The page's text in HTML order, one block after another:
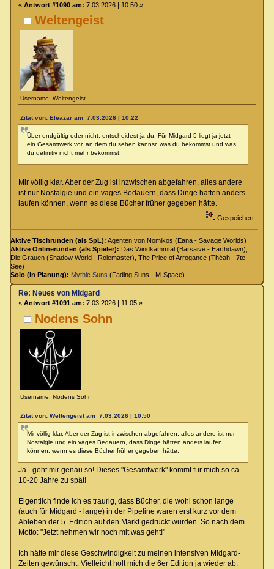
Weltengeist
Username: Weltengeist
« Antwort #1090 am: 7.03.2026 | 10:50 »
Zitat von: Eleazar am 7.03.2026 | 10:22
Über endgültig oder nicht, entscheidest ja du. Für Midgard 5 liegt ja jetzt
ein Gesamtwerk vor, an dem du sehen kannsr, was du bekommst und was
du definitiv nicht mehr bekommst.
Mir völlig klar. Aber der Zug ist inzwischen abgefahren, alles andere
ist nur Nostalgie und ein vages Bedauern, dass Dinge hätten anders
laufen können, wenn es diese Bücher früher gegeben hätte.
Gespeichert
Aktive Tischrunden (als SpL): Agenten von Nomikos (Eana - Savage Worlds)
Aktive Onlinerunden (als Spieler): Das Windkammtal (Barsaive - Earthdawn),
Die Grauen (Shadow World - Rolemaster), The Price of Arrogance (Théah - 7te
See)
Solo (in Planung): Mythic Suns (Fading Suns - M-Space)
Nodens Sohn
Username: Nodens Sohn
Re: Neues von Midgard
« Antwort #1091 am: 7.03.2026 | 11:05 »
Zitat von: Weltengeist am 7.03.2026 | 10:50
Mir völlig klar. Aber der Zug ist inzwischen abgefahren, alles andere ist nur
Nostalgie und ein vages Bedauern, dass Dinge hätten anders laufen
können, wenn es diese Bücher früher gegeben hätte.
Ja - geht mir genau so! Dieses "Gesamtwerk" kommt für mich so ca.
10-20 Jahre zu spät!
Eigentlich finde ich es traurig, dass Bücher, die wohl schon lange
(auch für Midgard - lange) in der Pipeline waren erst kurz vor dem
Ableben der 5. Edition auf den Markt gedrückt wurden. So nach dem
Motto: "Jetzt nehmen wir noch mit was geht!"
Ich hätte mir diese Geschwindigkeit zu meinen intensiven Midgard-
Zeiten gewünscht. Vielleicht holt mich die 6er Edition ja wieder ab.